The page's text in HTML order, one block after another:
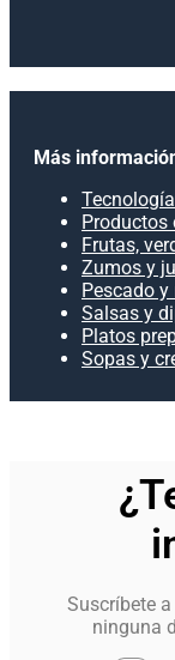
Más
Productos
Frutas,
Zumos y
Pescado
Salsas y
Platos
Sopas y
Suscríbete
ninguna